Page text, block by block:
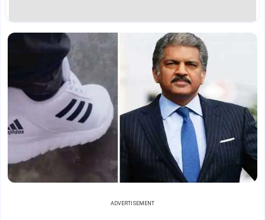
ADVERTISEMENT